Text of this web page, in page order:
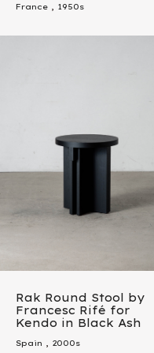
France , 1950s
Rak Round Stool by
Francesc Rifé for
Kendo in Black Ash
Spain , 2000s